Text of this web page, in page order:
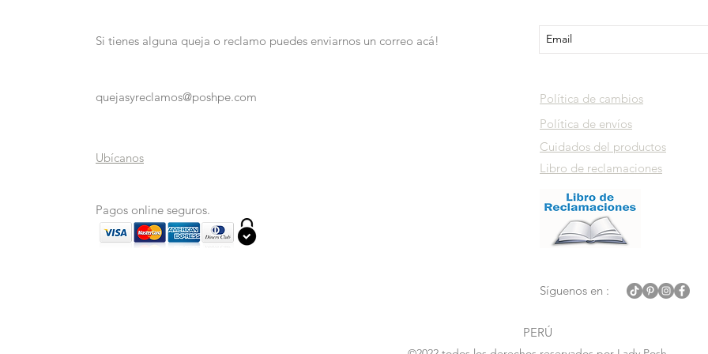
Si tienes alguna queja o reclamo puedes enviarnos un correo acá!
quejasyreclamos@poshpe.com
Política de cambios
Política de envíos
Ubícanos
Pagos online seguros.
Cuidados del productos
Libro de reclamaciones
Síguenos en :
PERÚ